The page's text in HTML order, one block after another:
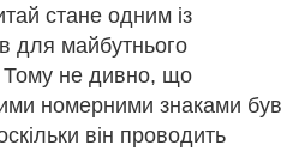
стане одним із
для майбутнього
Тому не дивно, що
номерними знаками був
він проводить